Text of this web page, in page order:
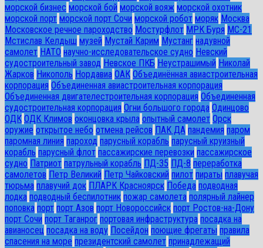
морской бизнес морской бой морской вояж морской охотник
морской порт морской порт Сочи морской робот моряк Москва
Московское речное пароходство Мостурфлот МРК Буря МС-21
Мстислав Келдыш музей Мустай Карим Мустанг надувной
самолет НАТО научно-исследовательское судно Невский
судостроительный завод Невское ПКБ Неустрашимый Николай
Жарков Никополь Нордавиа ОАК Объединённая авиастроительная
корпорация Объединенная авиастроительная корпорация
Объединенная двигателестроительная корпорация Объединенная
судостроительная корпорация Огни большого города Одинцово
ОДК ОДК Климов оконцовка крыла опытный самолет Орск
оружие открытое небо отмена рейсов ПАК ДА пандемия паром
паромная линия пароход парусный корабль парусный круизный
корабль парусный флот пассажирские перевозки пассажирское
судно Патриот патрульный корабль ПД-35 ПД-8 переработка
самолетов Петр Великий Петр Чайковский пилот пираты плавучая
тюрьма плавучий док ПЛАРК Красноярск Победа подводная
лодка подводный беспилотник пожар самолета полярный лайнер
поповка порт порт Азов порт Новороссийск порт Ростов-на-Дону
порт Сочи порт Таганрог портовая инфраструктура посадка на
авианосец посадка на воду Посейдон поющие фрегаты правила
спасения на море президентский самолет принадлежащий